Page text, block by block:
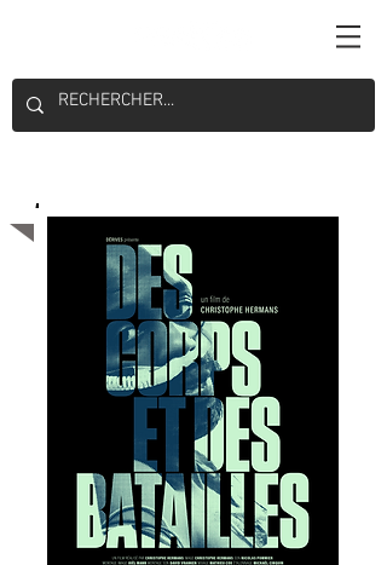
Majoritaire belge